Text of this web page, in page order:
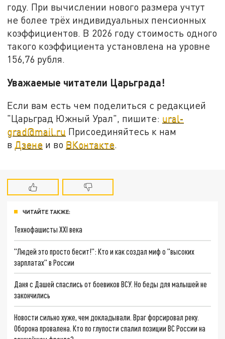
году. При вычислении нового размера учтут
не более трёх индивидуальных пенсионных
коэффициентов. В 2026 году стоимость одного
такого коэффициента установлена на уровне
156,76 рубля.
Уважаемые читатели Царьграда!
Если вам есть чем поделиться с редакцией
"Царьград Южный Урал", пишите: ural-
grad@mail.ru Присоединяйтесь к нам
в Дзене и во ВКонтакте.
ЧИТАЙТЕ ТАКЖЕ:
Технофашисты XXI века
"Людей это просто бесит!": Кто и как создал миф о "высоких
зарплатах" в России
Даня с Дашей спаслись от боевиков ВСУ. Но беды для малышей не
закончились
Новости сильно хуже, чем докладывали. Враг форсировал реку.
Оборона провалена. Кто по глупости спалил позиции ВС России на